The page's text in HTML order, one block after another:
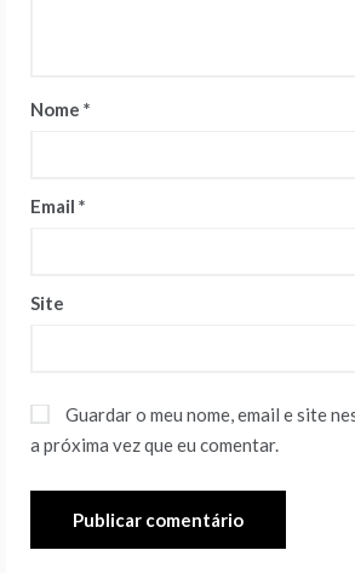
Nome *
Email *
Site
Guardar o meu nome, email e site
a próxima vez que eu comentar.